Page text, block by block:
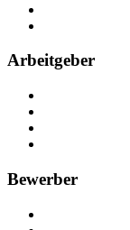
Arbeitgeber
Bewerber